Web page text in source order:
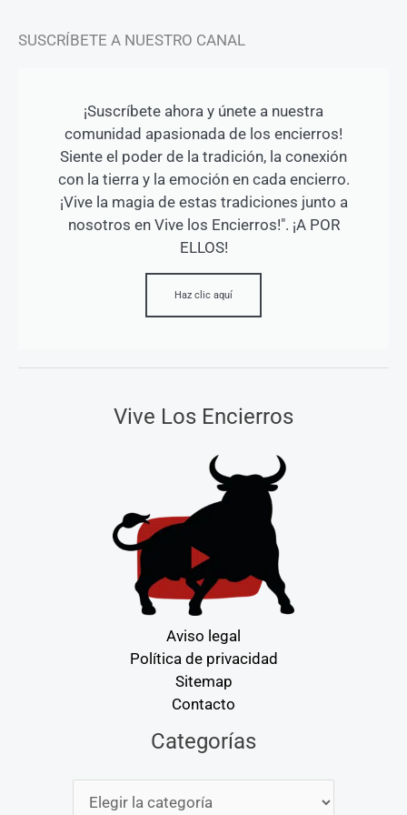
SUSCRÍBETE A NUESTRO CANAL
¡Suscríbete ahora y únete a nuestra
comunidad apasionada de los encierros!
Siente el poder de la tradición, la conexión
con la tierra y la emoción en cada encierro.
¡Vive la magia de estas tradiciones junto a
nosotros en Vive los Encierros!". ¡A POR
ELLOS!
Haz clic aquí
Vive Los Encierros
Aviso legal
Política de privacidad
Sitemap
Contacto
Categorías